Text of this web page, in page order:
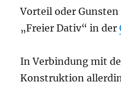
Vorteil oder Gunsten
„Freier Dativ“ in der
In Verbindung mit
Konstruktion